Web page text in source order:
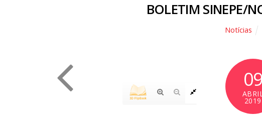
BOLETIM SINEPE/
Notícias
09
2019